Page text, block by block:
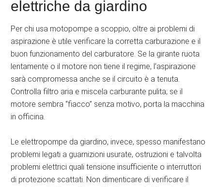
elettriche da giardino
Per chi usa motopompe a scoppio, oltre ai problemi di
aspirazione è utile verificare la corretta carburazione e il
buon funzionamento del carburatore. Se la girante ruota
lentamente o il motore non tiene il regime, l’aspirazione
sarà compromessa anche se il circuito è a tenuta.
Controlla filtro aria e miscela carburante pulita; se il
motore sembra “fiacco” senza motivo, porta la macchina
in officina.
Le elettropompe da giardino, invece, spesso manifestano
problemi legati a guarnizioni usurate, ostruzioni e talvolta
problemi elettrici quali tensione insufficiente o interruttori
di protezione scattati. Non dimenticare di verificare il